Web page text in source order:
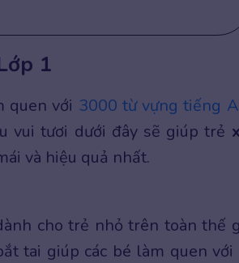
1
quen với 3000 từ vựng tiếng
vui tươi dưới đây sẽ giúp trẻ
và hiệu quả nhất.
cho trẻ nhỏ trên toàn thế
tai giúp các bé làm quen với